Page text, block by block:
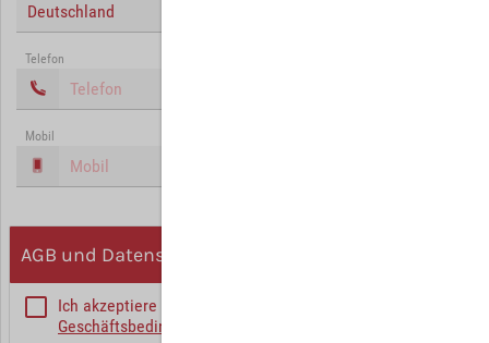
Deutschland
Telefon
Mobil
AGB und Datenschutz
Ich akzeptiere die
Geschäftsbedingungen